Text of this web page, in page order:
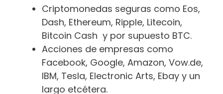
Criptomonedas seguras como Eos,
Dash, Ethereum, Ripple, Litecoin,
Bitcoin Cash y por supuesto BTC.
Acciones de empresas como
Facebook, Google, Amazon, Vow.de,
IBM, Tesla, Electronic Arts, Ebay y un
largo etcétera.